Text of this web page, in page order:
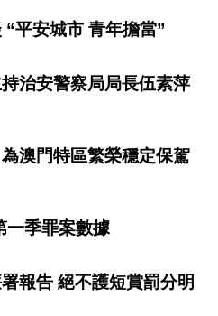
平安城市 青年擔當”
治安警察局局長伍素萍
澳門特區繁榮穩定保駕
一季罪案數據
報告 絕不護短賞罰分明